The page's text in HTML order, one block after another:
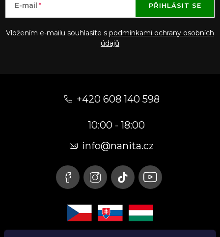
E-mail
Vložením e-mailu souhlasíte s podmínkami ochrany osobních
údajů
PŘIHLÁSIT SE
+420 608 140 598
10:00 - 18:00
info@nanita.cz